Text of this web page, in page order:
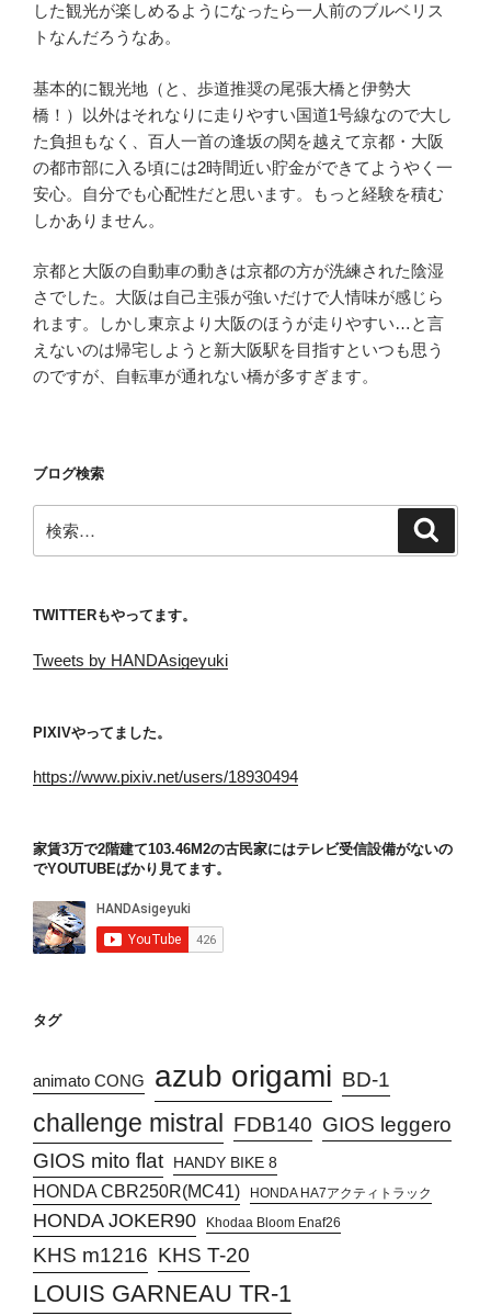
した観光が楽しめるようになったら一人前のブルベリス
トなんだろうなあ。
基本的に観光地（と、歩道推奨の尾張大橋と伊勢大
橋！）以外はそれなりに走りやすい国道1号線なので大し
た負担もなく、百人一首の逢坂の関を越えて京都・大阪
の都市部に入る頃には2時間近い貯金ができてようやく一
安心。自分でも心配性だと思います。もっと経験を積む
しかありません。
京都と大阪の自動車の動きは京都の方が洗練された陰湿
さでした。大阪は自己主張が強いだけで人情味が感じら
れます。しかし東京より大阪のほうが走りやすい…と言
えないのは帰宅しようと新大阪駅を目指すといつも思う
のですが、自転車が通れない橋が多すぎます。
ブログ検索
索:
TWITTERもやってます。
Tweets by HANDAsigeyuki
PIXIVやってました。
https://www.pixiv.net/users/18930494
家賃3万で2階建て103.46M2の古民家にはテレビ受信設備がないの
でYOUTUBEばかり見てます。
タグ
animato CONG azub origami BD-1
challenge mistral FDB140 GIOS leggero
GIOS mito flat
HANDY BIKE 8
HONDA CBR250R(MC41) HONDA HA7アクティトラック
HONDA JOKER90 Khodaa Bloom Enaf26
KHS m1216 KHS T-20
LOUIS GARNEAU TR-1